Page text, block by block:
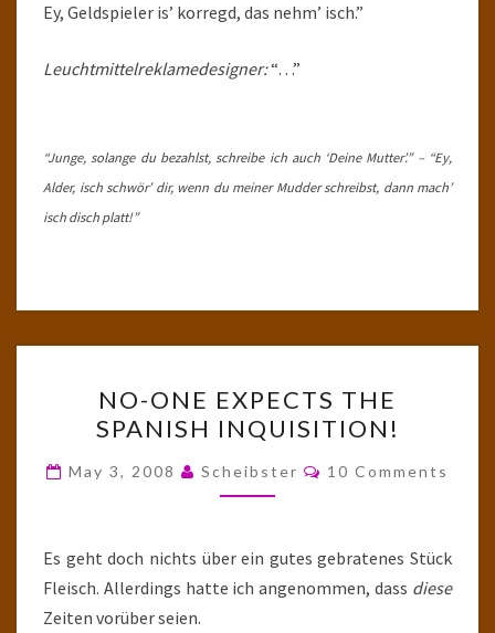
Ey, Geldspieler is’ korregd, das nehm’ isch.”
Leuchtmittelreklamedesigner:“…”
“Junge, solange du bezahlst, schreibe ich auch ‘Deine Mutter’.” – “Ey,
Alder, isch schwör’ dir, wenn du meiner Mudder schreibst, dann mach’
isch disch platt!”
ONE
EXPECTS
THE
SPANISH
NO-ONE EXPECTS THE
SPANISH INQUISITION!
May 3, 2008 Scheibster Comments
10 Comments
Es geht doch nichts über ein gutes gebratenes Stück
Fleisch. Allerdings hatte ich angenommen, dass diese
Zeiten vorüber seien.